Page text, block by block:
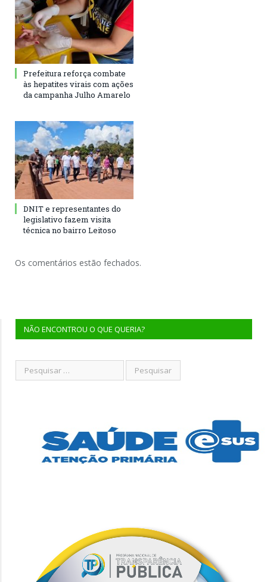
Prefeitura reforça combate
às hepatites virais com ações
da campanha Julho Amarelo
DNIT e representantes do
legislativo fazem visita
técnica no bairro Leitoso
Os comentários estão fechados.
NÃO ENCONTROU O QUE QUERIA?